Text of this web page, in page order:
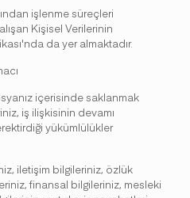
işlenme süreçleri
Kişisel Verilerinin
da yer almaktadır.
içerisinde saklanmak
iş ilişkisinin devamı
yükümlülükler
iletişim bilgileriniz, özlük
finansal bilgileriniz, mesleki